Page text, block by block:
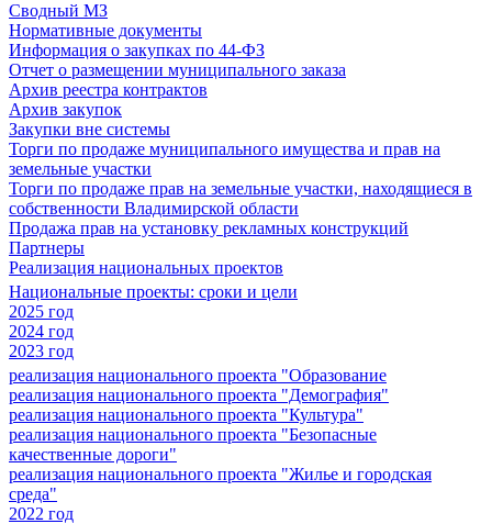
Сводный МЗ
Нормативные документы
Информация о закупках по 44-ФЗ
Отчет о размещении муниципального заказа
Архив реестра контрактов
Архив закупок
Закупки вне системы
Торги по продаже муниципального имущества и прав на
земельные участки
Торги по продаже прав на земельные участки, находящиеся в
собственности Владимирской области
Продажа прав на установку рекламных конструкций
Партнеры
Реализация национальных проектов
Национальные проекты: сроки и цели
2025 год
2024 год
2023 год
реализация национального проекта "Образование
реализация национального проекта "Демография"
реализация национального проекта "Культура"
реализация национального проекта "Безопасные
качественные дороги"
реализация национального проекта "Жилье и городская
среда"
2022 год